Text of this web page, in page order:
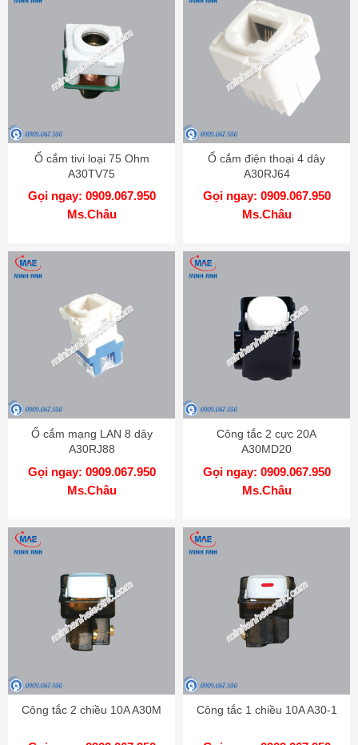
Ổ cắm tivi loại 75 Ohm
A30TV75
Gọi ngay: 0909.067.950
Ms.Châu
Ổ cắm điện thoại 4 dây
A30RJ64
Gọi ngay: 0909.067.950
Ms.Châu
Ổ cắm mạng LAN 8 dây
A30RJ88
Gọi ngay: 0909.067.950
Ms.Châu
Công tắc 2 cực 20A
A30MD20
Gọi ngay: 0909.067.950
Ms.Châu
Công tắc 2 chiều 10A A30M Công tắc 1 chiều 10A A30-1